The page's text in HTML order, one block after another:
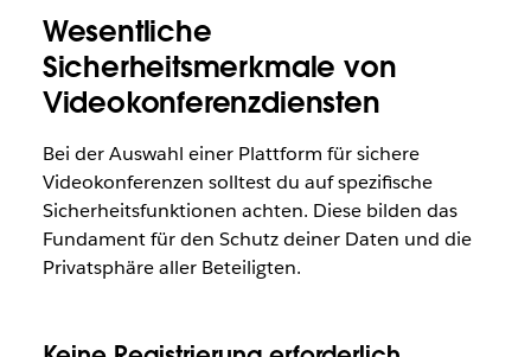
Wesentliche
Sicherheitsmerkmale von
Videokonferenzdiensten
Bei der Auswahl einer Plattform für sichere
Videokonferenzen solltest du auf spezifische
Sicherheitsfunktionen achten. Diese bilden das
Fundament für den Schutz deiner Daten und die
Privatsphäre aller Beteiligten.